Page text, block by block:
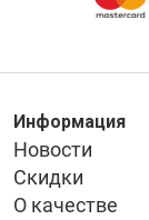
Информация
Новости
Скидки
О качестве